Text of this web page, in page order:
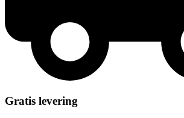
Gratis levering